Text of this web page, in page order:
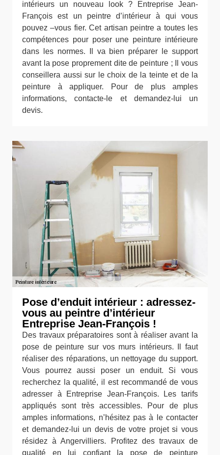
intérieurs un nouveau look ? Entreprise Jean-
François est un peintre d’intérieur à qui vous
pouvez –vous fier. Cet artisan peintre a toutes les
compétences pour poser une peinture intérieure
dans les normes. Il va bien préparer le support
avant la pose proprement dite de peinture ; Il vous
conseillera aussi sur le choix de la teinte et de la
peinture à appliquer. Pour de plus amples
informations, contacte-le et demandez-lui un
devis.
Pose d’enduit intérieur : adressez-
vous au peintre d’intérieur
Entreprise Jean-François !
Des travaux préparatoires sont à réaliser avant la
pose de peinture sur vos murs intérieurs. Il faut
réaliser des réparations, un nettoyage du support.
Vous pourrez aussi poser un enduit. Si vous
recherchez la qualité, il est recommandé de vous
adresser à Entreprise Jean-François. Les tarifs
appliqués sont très accessibles. Pour de plus
amples informations, n’hésitez pas à le contacter
et demandez-lui un devis de votre projet si vous
résidez à Angervilliers. Profitez des travaux de
qualité en lui confiant la pose de peinture